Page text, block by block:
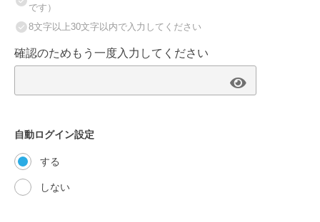
です）
8文字以上30文字以内で入力してください
確認のためもう一度入力してください
自動ログイン設定
する
しない